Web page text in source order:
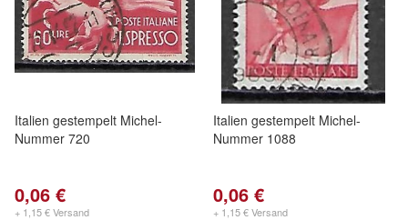
Italien gestempelt Michel-
Nummer 720
0,06 €
+ 1,15 € Versand
Italien gestempelt Michel-
Nummer 1088
0,06 €
+ 1,15 € Versand